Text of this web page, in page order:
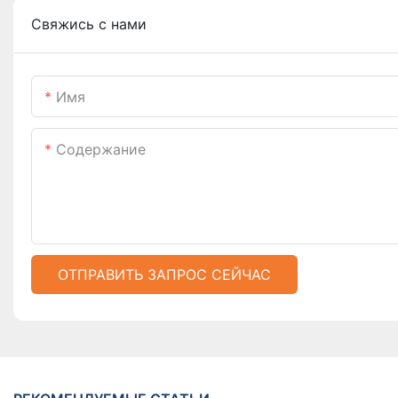
Свяжись с нами
Имя
Содержание
ОТПРАВИТЬ ЗАПРОС СЕЙЧАС